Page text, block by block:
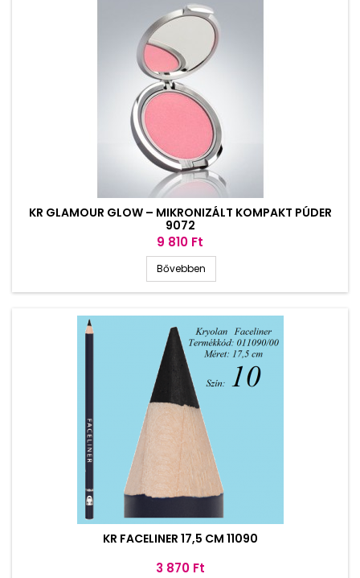
KR GLAMOUR GLOW – MIKRONIZÁLT KOMPAKT PÚDER
9072
Ár
9 810 Ft
Bővebben
KR FACELINER 17,5 CM 11090
Ár
3 870 Ft